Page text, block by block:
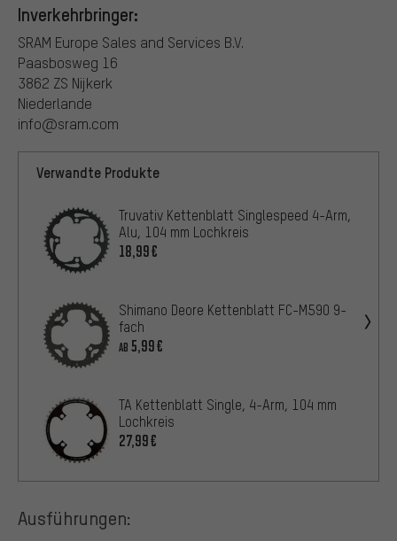
Inverkehrbringer:
SRAM Europe Sales and Services B.V.
Paasbosweg 16
3862 ZS Nijkerk
Niederlande
info@sram.com
Verwandte Produkte
Truvativ Kettenblatt Singlespeed 4-Arm,
Alu, 104 mm Lochkreis
18,99€
Shimano Deore Kettenblatt FC-M590 9-
fach
AB 5,99€
TA Kettenblatt Single, 4-Arm, 104 mm
Lochkreis
27,99€
Ausführungen: